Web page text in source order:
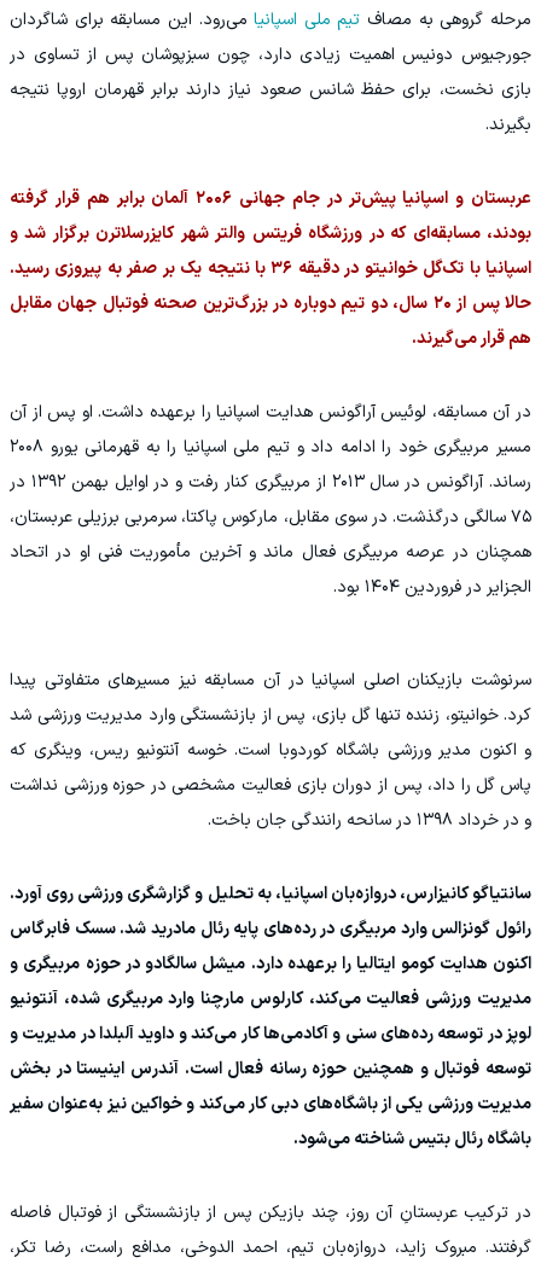
مرحله گروهی به مصاف تیم ملی اسپانیامی‌رود. این مسابقه برای شاگردان
جورجیوس دونیس اهمیت زیادی دارد، چون سبزپوشان پس از تساوی در
بازی نخست، برای حفظ شانس صعود نیاز دارند برابر قهرمان اروپا نتیجه
بگیرند.
عربستان و اسپانیا پیش‌تر در جام جهانی ۲۰۰۶ آلمان برابر هم قرار گرفته
بودند، مسابقه‌ای که در ورزشگاه فریتس والتر شهر کایزرسلاترن برگزار شد و
اسپانیا با تک‌گل خوانیتو در دقیقه ۳۶ با نتیجه یک بر صفر به پیروزی رسید.
حالا پس از ۲۰ سال، دو تیم دوباره در بزرگ‌ترین صحنه فوتبال جهان مقابل
هم قرار می‌گیرند.
در آن مسابقه، لوئیس آراگونس هدایت اسپانیا را برعهده داشت. او پس از آن
مسیر مربیگری خود را ادامه داد و تیم ملی اسپانیا را به قهرمانی یورو ۲۰۰۸
رساند. آراگونس در سال ۲۰۱۳ از مربیگری کنار رفت و در اوایل بهمن ۱۳۹۲ در
۷۵ سالگی درگذشت. در سوی مقابل، مارکوس پاکتا، سرمربی برزیلی عربستان،
همچنان در عرصه مربیگری فعال ماند و آخرین مأموریت فنی او در اتحاد
الجزایر در فروردین ۱۴۰۴ بود.
سرنوشت بازیکنان اصلی اسپانیا در آن مسابقه نیز مسیرهای متفاوتی پیدا
کرد. خوانیتو، زننده تنها گل بازی، پس از بازنشستگی وارد مدیریت ورزشی شد
و اکنون مدیر ورزشی باشگاه کوردوبا است. خوسه آنتونیو ریس، وینگری که
پاس گل را داد، پس از دوران بازی فعالیت مشخصی در حوزه ورزشی نداشت
و در خرداد ۱۳۹۸ در سانحه رانندگی جان باخت.
سانتیاگو کانیزارس، دروازه‌بان اسپانیا، به تحلیل و گزارشگری ورزشی روی آورد.
رائول گونزالس وارد مربیگری در رده‌های پایه رئال مادرید شد. سسک فابرگاس
اکنون هدایت کومو ایتالیا را برعهده دارد. میشل سالگادو در حوزه مربیگری و
مدیریت ورزشی فعالیت می‌کند، کارلوس مارچنا وارد مربیگری شده، آنتونیو
لوپز در توسعه رده‌های سنی و آکادمی‌ها کار می‌کند و داوید آلبلدا در مدیریت و
توسعه فوتبال و همچنین حوزه رسانه فعال است. آندرس اینیستا در بخش
مدیریت ورزشی یکی از باشگاه‌های دبی کار می‌کند و خواکین نیز به‌عنوان سفیر
باشگاه رئال بتیس شناخته می‌شود.
در ترکیب عربستانِ آن روز، چند بازیکن پس از بازنشستگی از فوتبال فاصله
گرفتند. مبروک زاید، دروازه‌بان تیم، احمد الدوخی، مدافع راست، رضا تکر،